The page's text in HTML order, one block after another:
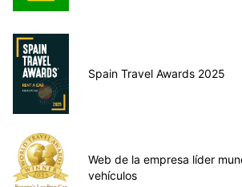
Spain Travel Awards 2025
Web de la empresa líder
vehículos